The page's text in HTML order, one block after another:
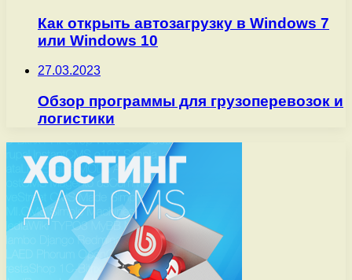
Как открыть автозагрузку в Windows 7
или Windows 10
27.03.2023
Обзор программы для грузоперевозок и
логистики